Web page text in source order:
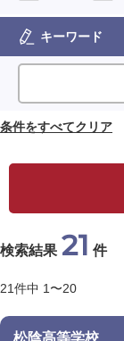
キーワード
条件をすべてクリア
検索結果 21 件
21件中 1〜20
松陰高等学校